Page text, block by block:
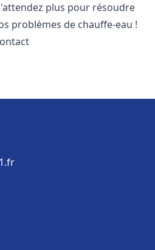
plus pour résoudre
problèmes de chauffe-eau !